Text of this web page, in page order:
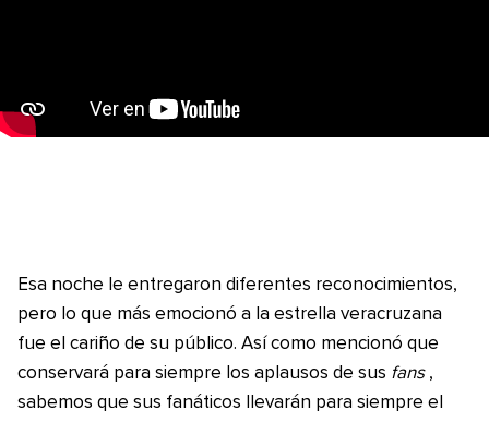
Esa noche le entregaron diferentes reconocimientos,
pero lo que más emocionó a la estrella veracruzana
fue el cariño de su público. Así como mencionó que
conservará para siempre los aplausos de sus fans ,
sabemos que sus fanáticos llevarán para siempre el